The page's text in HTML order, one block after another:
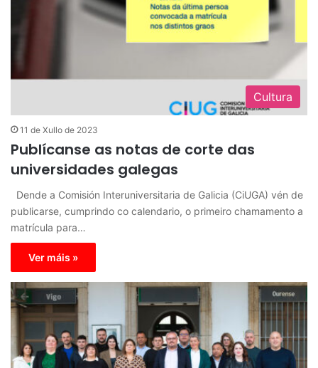
Cultura
11 de Xullo de 2023
Publícanse as notas de corte das
universidades galegas
Dende a Comisión Interuniversitaria de Galicia (CiUGA) vén de
publicarse, cumprindo co calendario, o primeiro chamamento a
matrícula para…
Ver máis »